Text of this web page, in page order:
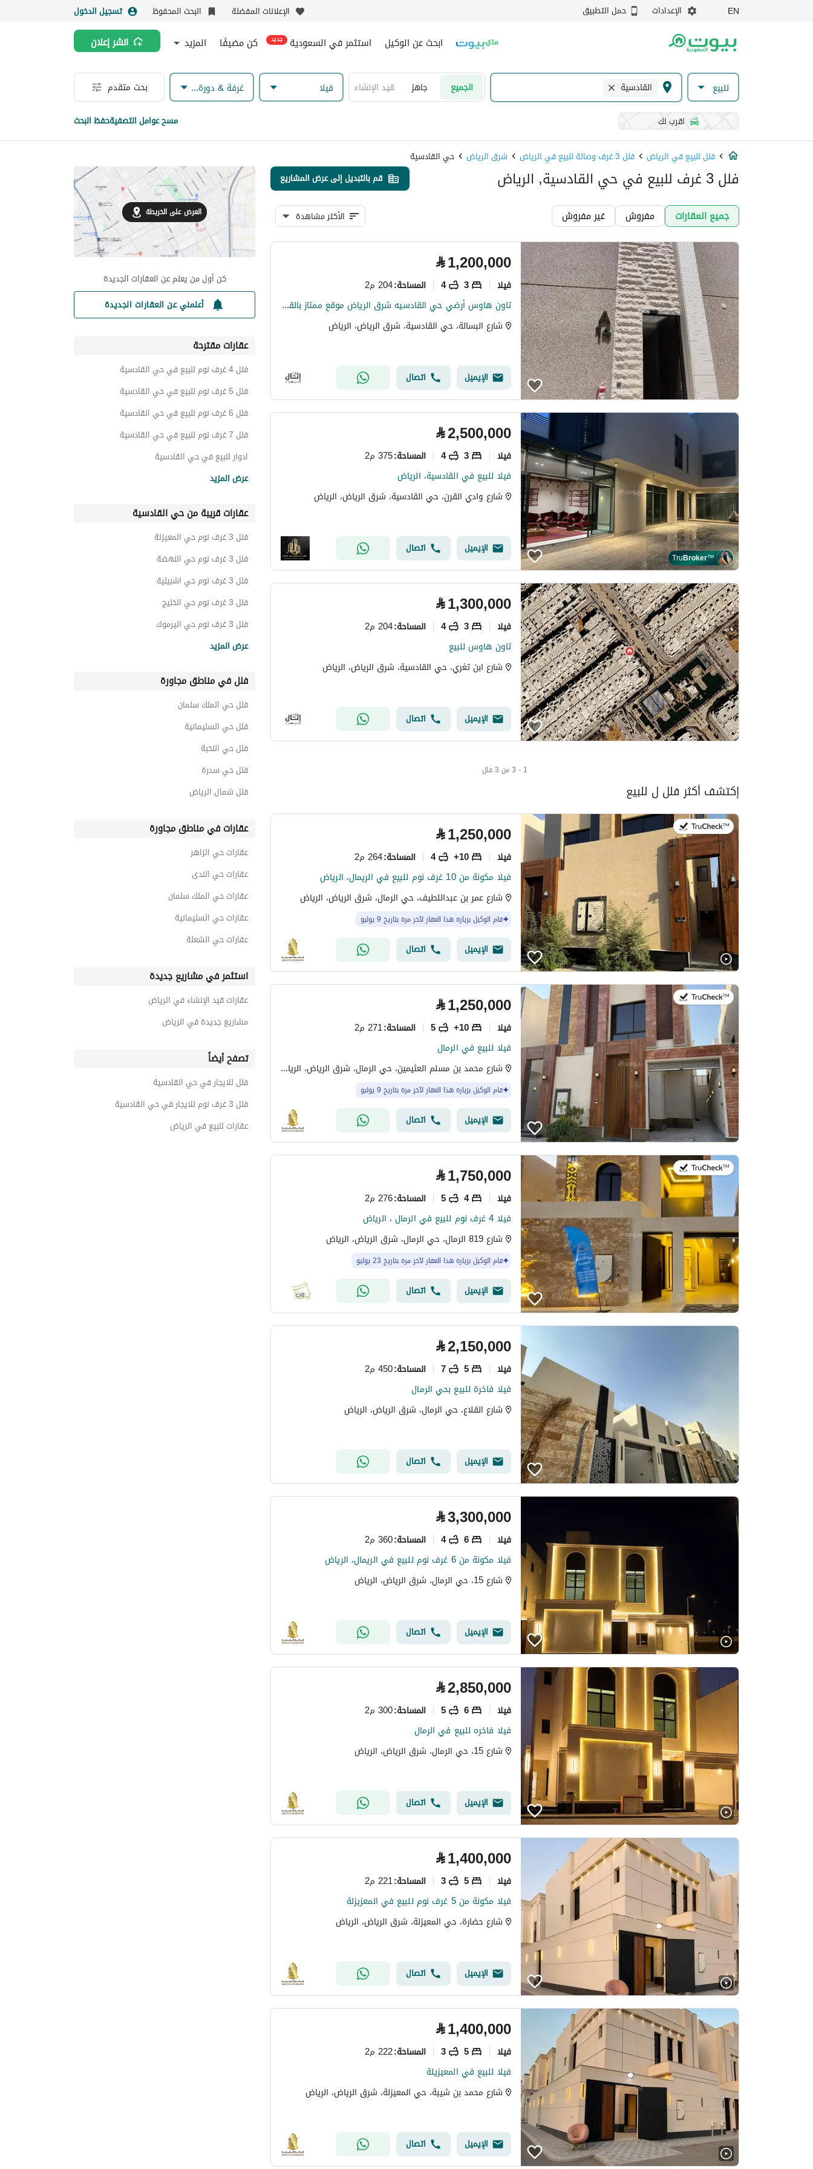
EN الإعدادات حمل التطبيق الإعلانات المفضلة البحث المحفوظ تسجيل الدخول
ابحث عن الوكيل استثمر في السعودية جديد كن مضيفًا المزيد انشر إعلان
للبيع القادسية الجميع جاهز قيد الإنشاء فیلا غرفة & دورة مياه بحث متقدم
اقرب لك مسح عوامل التصفيةحفظ البحث
فلل للبيع في الرياض فلل 3 غرف وصالة للبيع في الرياض شرق الرياض حي القادسية
فلل 3 غرف للبيع في حي القادسية, الرياض قم بالتبديل إلى عرض المشاريع
جميع العقارات مفروش غير مفروش الأكثر مشاهدة
⃁1,200,000
فیلا 3
4 المساحة:204 م2
تاون هاوس أرضي حي القادسيه شرق الرياض موقع ممتاز بالقرب من جميع الخدمات والطرق الرئيسيه
شارع البسالة، حي القادسية، شرق الرياض، الرياض
الإيميل اتصال
TruBroker™
⃁2,500,000
فیلا 3
4 المساحة:375 م2
فيلا للبيع في القادسية، الرياض
شارع وادي القرن، حي القادسية، شرق الرياض، الرياض
الإيميل اتصال
⃁1,300,000
فیلا 3
4 المساحة:204 م2
تاون هاوس للبيع
شارع ابن تغري، حي القادسية، شرق الرياض، الرياض
الإيميل اتصال
1 - 3 من 3 فلل
إكتشف أكثر فلل ل للبيع
في:9 يوليو 2026 ⃁1,250,000
فیلا 10+
4 المساحة:264 م2
فيلا مكونة من 10 غرف نوم للبيع في الريمال، الرياض
شارع عمر بن عبداللطيف، حي الرمال، شرق الرياض، الرياض
قام الوكيل بزيارة هذا العقار لآخر مرة بتاريخ 9 يوليو
الإيميل اتصال
في:9 يوليو 2026 ⃁1,250,000
فیلا 10+
5 المساحة:271 م2
فيلا للبيع في الرمال
شارع محمد بن مسلم العثيمين، حي الرمال، شرق الرياض، الرياض
قام الوكيل بزيارة هذا العقار لآخر مرة بتاريخ 9 يوليو
الإيميل اتصال
في:23 يوليو 2026 ⃁1,750,000
فیلا 4
5 المساحة:276 م2
فيلا 4 غرف نوم للبيع في الرمال ، الرياض
شارع 819 الرمال، حي الرمال، شرق الرياض، الرياض
قام الوكيل بزيارة هذا العقار لآخر مرة بتاريخ 23 يوليو
الإيميل اتصال
⃁2,150,000
فیلا 5
7 المساحة:450 م2
فيلا فاخرة للبيع بحي الرمال
شارع القلاع، حي الرمال، شرق الرياض، الرياض
الإيميل اتصال
⃁3,300,000
فیلا 6
4 المساحة:360 م2
فيلا مكونة من 6 غرف نوم للبيع في الريمال، الرياض
شارع 15، حي الرمال، شرق الرياض، الرياض
الإيميل اتصال
⃁2,850,000
فیلا 6
5 المساحة:300 م2
فيلا فاخره للبيع في الرمال
شارع 15، حي الرمال، شرق الرياض، الرياض
الإيميل اتصال
⃁1,400,000
فیلا 5
3 المساحة:221 م2
فيلا مكونة من 5 غرف نوم للبيع في المعزيزلة
شارع حضارة، حي المعيزلة، شرق الرياض، الرياض
الإيميل اتصال
⃁1,400,000
فیلا 5
3 المساحة:222 م2
فيلا للبيع في المعيزيلة
شارع محمد بن شيبة، حي المعيزلة، شرق الرياض، الرياض
الإيميل اتصال
العرض على الخريطة
كن أول من يعلم عن العقارات الجديدة
أعلمني عن العقارات الجديدة
عقارات مقترحة
فلل 4 غرف نوم للبيع في حي القادسية
فلل 5 غرف نوم للبيع في حي القادسية
فلل 6 غرف نوم للبيع في حي القادسية
فلل 7 غرف نوم للبيع في حي القادسية
ادوار للبيع في حي القادسية
اراضي سكنية للبيع في حي القادسية
عمائر سكنية للبيع في حي القادسية
استراحات للبيع في حي القادسية
عقارات للبيع في حي القادسية
عرض المزيد
عقارات قريبة من حي القادسية
فلل 3 غرف نوم حي المعيزلة
فلل 3 غرف نوم حي النهضة
فلل 3 غرف نوم حي اشبيلية
فلل 3 غرف نوم حي الخليج
فلل 3 غرف نوم حي اليرموك
فلل 3 غرف نوم حي المونسية
فلل 3 غرف نوم حي الاندلس
فلل 3 غرف نوم حي النسيم الغربي
عرض المزيد
فلل في مناطق مجاورة
فلل حي الملك سلمان
فلل حي السليمانية
فلل حي النخبة
فلل حي سدرة
فلل شمال الرياض
عقارات في مناطق مجاورة
عقارات حي الزاهر
عقارات حي الندى
عقارات حي الملك سلمان
عقارات حي السليمانية
عقارات حي الشعلة
استثمر في مشاريع جديدة
عقارات قيد الإنشاء في الرياض
مشاريع جديدة في الرياض
تصفح أيضاً
فلل للايجار في حي القادسية
فلل 3 غرف نوم للايجار في حي القادسية
عقارات للبيع في الرياض